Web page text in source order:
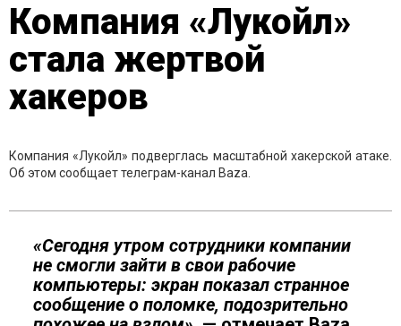
Компания «Лукойл»
стала жертвой
хакеров
Компания «Лукойл» подверглась масштабной хакерской атаке.
Об этом сообщает телеграм-канал Baza.
«Сегодня утром сотрудники компании
не смогли зайти в свои рабочие
компьютеры: экран показал странное
сообщение о поломке, подозрительно